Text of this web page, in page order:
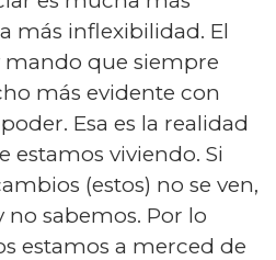
más inflexibilidad. El
que siempre
más evidente con
Esa es la realidad
estamos viviendo. Si
(estos) no se ven,
no sabemos. Por lo
estamos a merced de